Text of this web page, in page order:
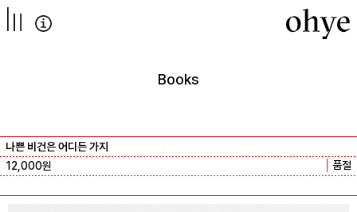
컨텐츠로
넘어가기
Books
나쁜 비건은 어디든 가지
12,000원 품절